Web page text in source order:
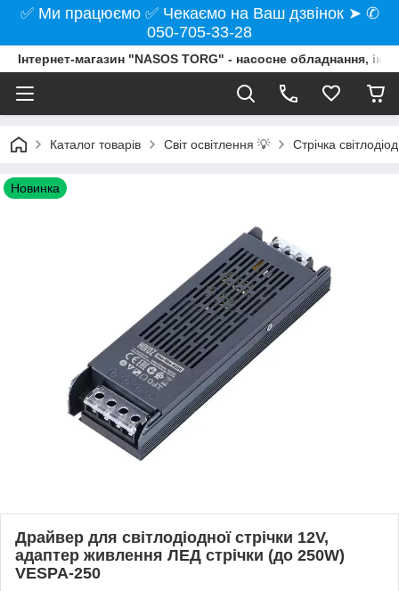
✅ Ми працюємо ✅ Чекаємо на Ваш дзвінок ➤ ✆
050-705-33-28
Інтернет-магазин "NASOS TORG" - насосне обладнання,
Каталог товарів Світ освітлення 💡 Стрічка
Новинка
Драйвер для світлодіодної стрічки 12V,
адаптер живлення ЛЕД стрічки (до 250W)
VESPA-250